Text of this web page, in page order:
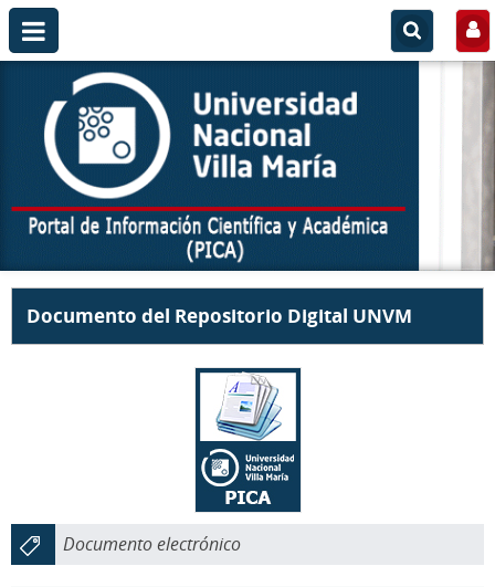
Documento del Repositorio Digital UNVM
Documento electrónico